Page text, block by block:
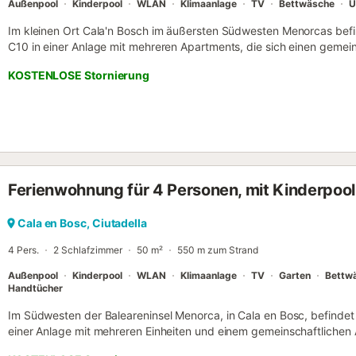
Außenpool Kinderpool WLAN Klimaanlage TV Bettwäsche
Im kleinen Ort Cala'n Bosch im äußersten Südwesten Menorcas
C10 in einer Anlage mit mehreren Apartments, die sich einen
ausgestattete offene Küche, zwei Schlafzimmer (eines mit zwei
für bis zu vier Personen. WLAN und Fernseher stehen Ihnen
erwartet Sie ein privater, möblierter Balkon, der zu Mahlzeiten im
einem leckeren Frühstück unter der Sonne Menorcas oder lassen
Wein ausklingen. Der Gemeinschaftspool und das Kinderbecken
Gehminuten entfernt. Parkmöglichkeiten finden Sie an der Straße.
KOSTENLOSE Stornierung
Ferienwohnung für 4 Personen, mit
Cala en Bosc, Ciutadella
4 Pers. 2 Schlafzimmer 50 m² 550 m zum Strand
Außenpool Kinderpool WLAN Klimaanlage TV Garten
Handtücher
Im Südwesten der Baleareninsel Menorca, in Cala en Bosc,
einer Anlage mit mehreren Einheiten und einem